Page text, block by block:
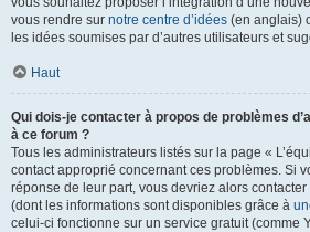
vous rendre sur notre centre d’idées (en anglais)
les idées soumises par d’autres utilisateurs et
Haut
Qui dois-je contacter à propos de problèmes
à ce forum ?
Tous les administrateurs listés sur la page «
contact approprié concernant ces problèmes. Si
réponse de leur part, vous devriez alors
(dont les informations sont disponibles grâce à
celui-ci fonctionne sur un service gratuit (comme